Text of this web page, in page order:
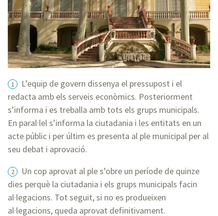
L’equip de govern dissenya el pressupost i el
redacta amb els serveis econòmics. Posteriorment
s’informa i es treballa amb tots els grups municipals.
En paral·lel s’informa la ciutadania i les entitats en un
acte públic i per últim es presenta al ple municipal per al
seu debat i aprovació.
Un cop aprovat al ple s’obre un període de quinze
dies perquè la ciutadania i els grups municipals facin
al·legacions. Tot seguit, si no es produeixen
al·legacions, queda aprovat definitivament.